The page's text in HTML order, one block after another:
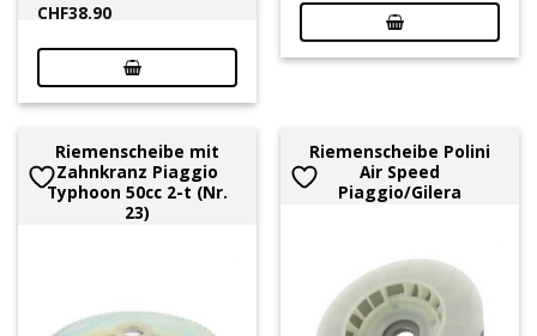
CHF38.90
Riemenscheibe mit
Zahnkranz Piaggio
Typhoon 50cc 2-t (Nr.
23)
Riemenscheibe Polini
Air Speed
Piaggio/Gilera